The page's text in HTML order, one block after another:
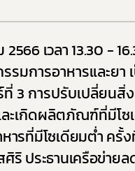
9. แผนและความก้าวหน้าใน
10. นโยบายด้านเทคโนโลยี
11. การปฏิบัติราชการทางอิ
12. ข้อมูลการจัดซื้อจัดจ้าง
13. การประเมินคุณธรรมแล
14. การคุ้มครองข้อมูลส่วน
เวลา 13.30 -
รมการอาหารและยา
3 การปรับเปลี่ยนสิ่
ะเกิดผลิตภัณฑ์ที่มีโซ
หารที่มีโซเดียมต่ำ ครั้
ริ ประธานเครือข่ายล